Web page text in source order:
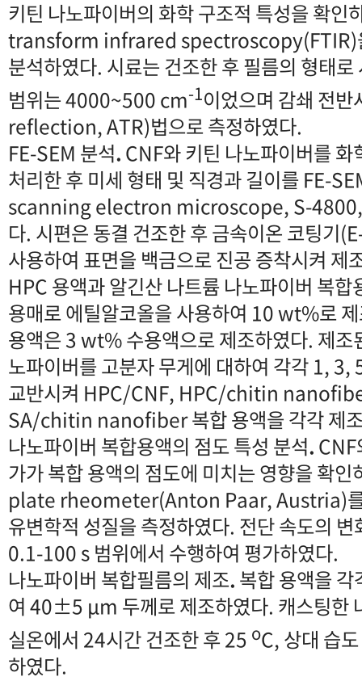
키틴 나노파이버의 화학 구조적 특성을 확
transform infrared spectroscopy(FTIR)
분석하였다. 시료는 건조한 후 필름의 형태
범위는 4000~500 cm-1이었으며 감쇄 전
reflection, ATR)법으로 측정하였다.
FE-SEM 분석.CNF와 키틴 나노파이버를
처리한 후 미세 형태 및 직경과 길이를 FE-
scanning electron microscope, S-
다. 시편은 동결 건조한 후 금속이온 코팅
사용하여 표면을 백금으로 진공 증착시켜 제
HPC 용액과 알긴산 나트륨 나노파이버 복합
용매로 에틸알코올을 사용하여 10 wt%로
용액은 3 wt% 수용액으로 제조하였다. 제조
노파이버를 고분자 무게에 대하여 각각 1,
교반시켜 HPC/CNF, HPC/chitin
SA/chitin nanofiber 복합 용액을 각각 제
나노파이버 복합용액의 점도 특성 분석.CNF
가가 복합 용액의 점도에 미치는 영향을 확
plate rheometer(Anton Paar, Austria)를
유변학적 성질을 측정하였다. 전단 속도의
0.1-100 s 범위에서 수행하여 평가하였다.
나노파이버 복합필름의 제조.복합 용액을
여 40±5 μm 두께로 제조하였다. 캐스팅한
실온에서 24시간 건조한 후 25 oC, 상대 습
하였다.